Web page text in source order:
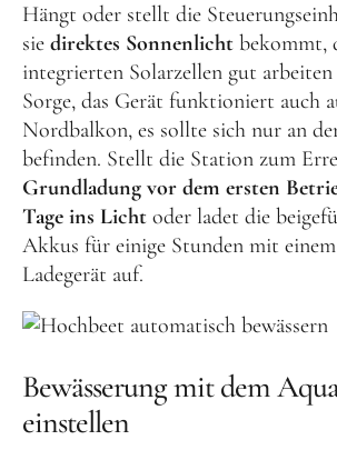
Hängt oder stellt die
sie direktes Sonnenlicht bekommt,
integrierten Solarzellen gut
Sorge, das Gerät funktioniert auch
Nordbalkon, es sollte sich nur an
befinden. Stellt die Station zum
Grundladung vor dem ersten
Tage ins Licht oder ladet die
Akkus für einige Stunden mit
Ladegerät auf.
Bewässerung mit dem
einstellen